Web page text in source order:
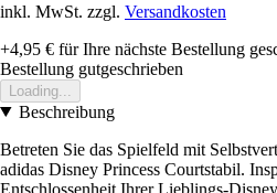
inkl. MwSt. zzgl. Versandkosten
+4,95 € für Ihre nächste Bestellung
Bestellung gutgeschrieben
Loading...
Beschreibung
Betreten Sie das Spielfeld mit
adidas Disney Princess Courtstabil.
Entschlossenheit Ihrer Lieblings-